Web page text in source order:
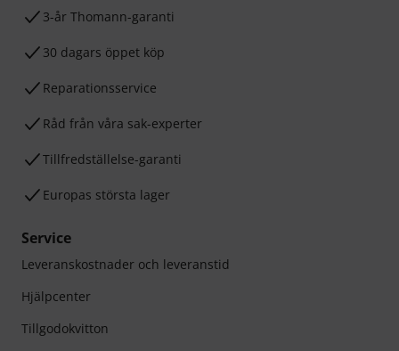
3-år Thomann-garanti
30 dagars öppet köp
Reparationsservice
Råd från våra sak-experter
Tillfredställelse-garanti
Europas största lager
Service
Leveranskostnader och leveranstid
Hjälpcenter
Tillgodokvitton